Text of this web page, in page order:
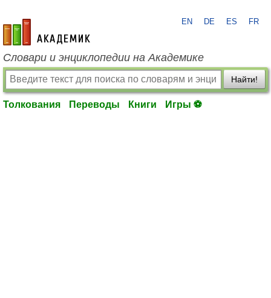
academic.ru
EN DE ES FR
Словари и энциклопедии на Академике
Найти!
Толкования Переводы Книги Игры ⚽